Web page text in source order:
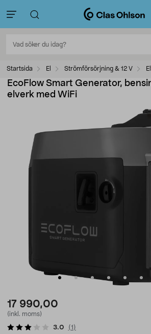
Startsida El Strömförsörjning & 12 V
EcoFlow Smart Generator,
elverk med WiFi
17 990,00
(inkl. moms)
3.0 (1 )